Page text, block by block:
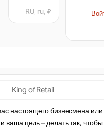
RU, ru, ₽
King of Retail
настоящего бизнесмена
цель – делать так,